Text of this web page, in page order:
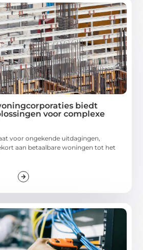
biedt
voor complexe
voor ongekende uitdagingen,
aan betaalbare woningen tot het